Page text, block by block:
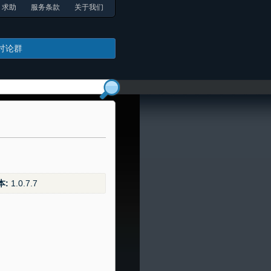
求助 服务条款 关于我们
论群
: 1.0.7.7